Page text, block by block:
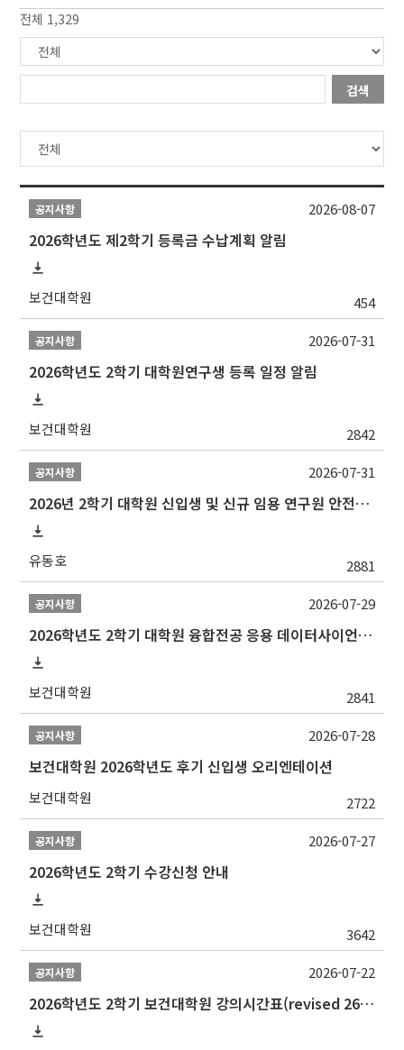
전체 1,329
검색
공지사항
2026학년도 제2학기 등록금 수납계획 알림
보건대학원 454
2026-08-07
공지사항
2026학년도 2학기 대학원연구생 등록 일정 알림
보건대학원 2842
2026-07-31
공지사항
2026년 2학기 대학원 신입생 및 신규 임용 연구원 안전환경교육(신규교육) 실시 안내
유동호 2881
2026-07-31
공지사항
2026학년도 2학기 대학원 융합전공 응용 데이터사이언스 선발 계획 알림
보건대학원 2841
2026-07-29
공지사항
보건대학원 2026학년도 후기 신입생 오리엔테이션
보건대학원 2722
2026-07-28
공지사항
2026학년도 2학기 수강신청 안내
보건대학원 3642
2026-07-27
공지사항
2026학년도 2학기 보건대학원 강의시간표(revised 260803)(2026 2nd SEMESTER SNU GSPH TIMETABLE)
2026-07-22